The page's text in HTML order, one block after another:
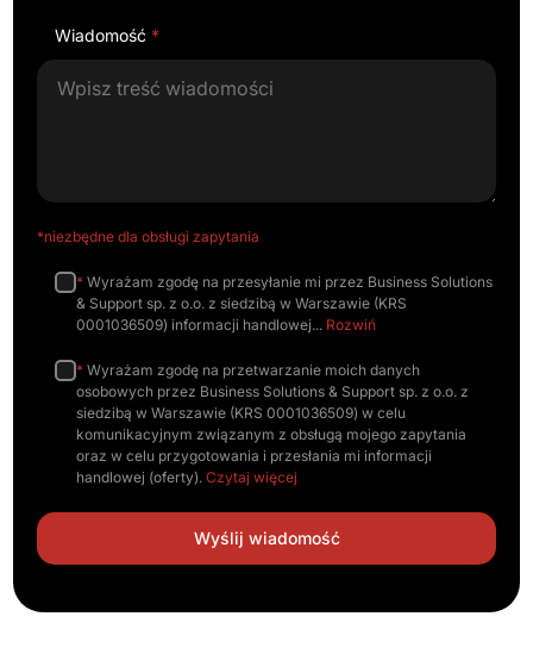
Wiadomość *
*niezbędne dla obsługi zapytania
* Wyrażam zgodę na przesyłanie mi przez Business Solutions
& Support sp. z o.o. z siedzibą w Warszawie (KRS
0001036509) informacji handlowej
Rozwiń
* Wyrażam zgodę na przetwarzanie moich danych
osobowych przez Business Solutions & Support sp. z o.o. z
siedzibą w Warszawie (KRS 0001036509) w celu
komunikacyjnym związanym z obsługą mojego zapytania
oraz w celu przygotowania i przesłania mi informacji
handlowej (oferty).Czytaj więcej